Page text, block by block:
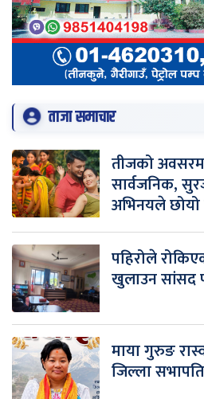
ताजा समाचार
तीजको
सार्वजनिक,
अभिनयले
पहिरोले
खुलाउन सांसद
माया गुरुङ
जिल्ला